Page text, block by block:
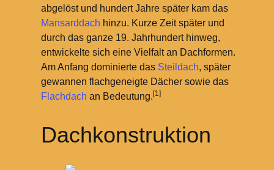
abgelöst und hundert Jahre später kam das
Mansarddach hinzu. Kurze Zeit später und
durch das ganze 19. Jahrhundert hinweg,
entwickelte sich eine Vielfalt an Dachformen.
Am Anfang dominierte das Steildach, später
gewannen flachgeneigte Dächer sowie das
Flachdach an Bedeutung. [1]
Dachkonstruktion